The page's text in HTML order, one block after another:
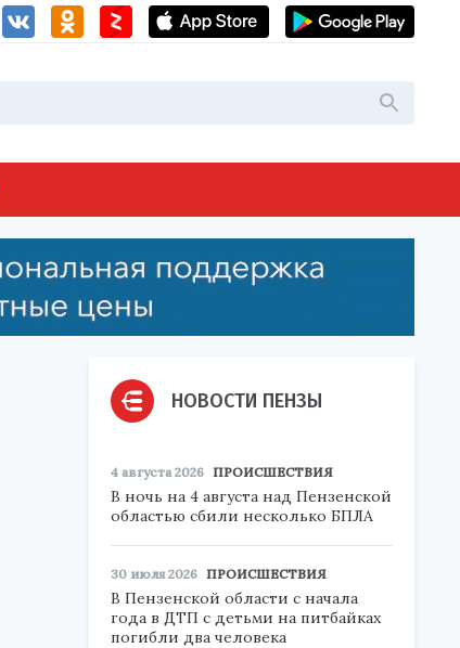
НОВОСТИ ПЕНЗЫ
4 августа 2026 ПРОИСШЕСТВИЯ
В ночь на 4 августа над Пензенской
областью сбили несколько БПЛА
30 июля 2026 ПРОИСШЕСТВИЯ
В Пензенской области с начала
года в ДТП с детьми на питбайках
погибли два человека